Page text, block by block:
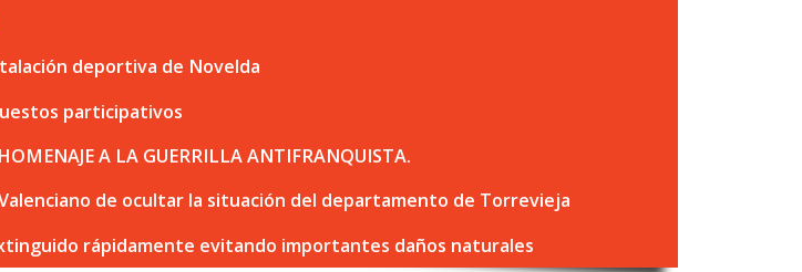
deportiva de Novelda
participativos
A LA GUERRILLA ANTIFRANQUISTA.
de ocultar la situación del departamento de Torrevieja
rápidamente evitando importantes daños naturales